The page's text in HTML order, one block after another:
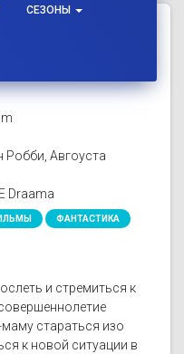
СЕЗОНЫ
Робби, Авгоуста
Draama
ФАНТАСТИКА
и стремиться к
стараться изо
к новой ситуации в